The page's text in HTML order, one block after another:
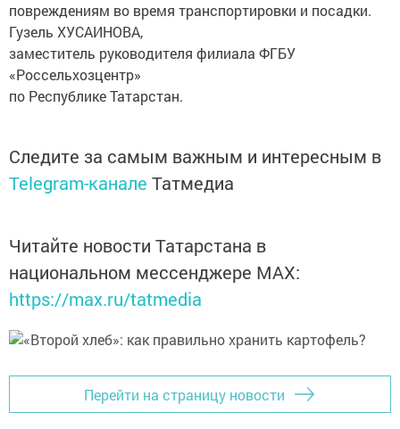
повреждениям во время транспортировки и посадки.
Гузель ХУСАИНОВА,
заместитель руководителя филиала ФГБУ
«Россельхозцентр»
по Республике Татарстан.
Следите за самым важным и интересным в
Telegram-канале Татмедиа
Читайте новости Татарстана в
национальном мессенджере MАХ:
https://max.ru/tatmedia
Перейти на страницу новости